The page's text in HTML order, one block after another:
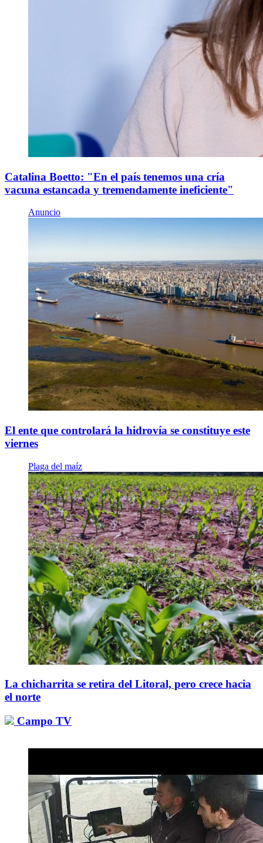
Catalina Boetto: "En el país tenemos una cría
vacuna estancada y tremendamente ineficiente"
Anuncio
El ente que controlará la hidrovía se constituye este
viernes
Plaga del maíz
La chicharrita se retira del Litoral, pero crece hacia
el norte
Campo TV